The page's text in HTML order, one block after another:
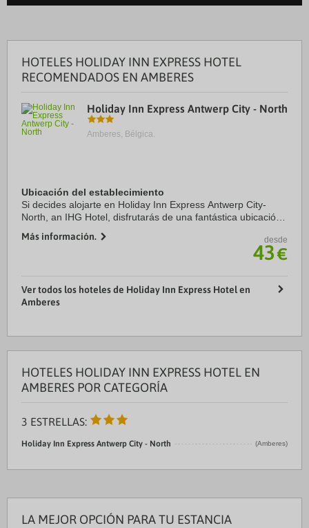
HOTELES HOLIDAY INN EXPRESS HOTEL
RECOMENDADOS EN AMBERES
Holiday Inn Express Antwerp City - North
Amberes, Bélgica.
Ubicación del establecimiento
Si decides alojarte en Holiday Inn Express Antwerp City-
North, an IHG Hotel, disfrutarás de una fantástica ubicación
de Sportpaleis y Puerto de ...
Más información. desde
43€
Ver todos los hoteles de Holiday Inn Express Hotel en
Amberes
HOTELES HOLIDAY INN EXPRESS HOTEL EN
AMBERES POR CATEGORÍA
3 ESTRELLAS:
Holiday Inn Express Antwerp City - North (Amberes)
LA MEJOR OPCIÓN PARA TU ESTANCIA